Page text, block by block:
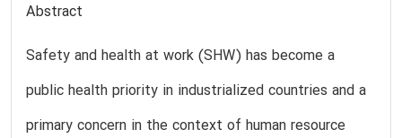
Abstract
Safety and health at work (SHW) has become a
public health priority in industrialized countries and a
primary concern in the context of human resource